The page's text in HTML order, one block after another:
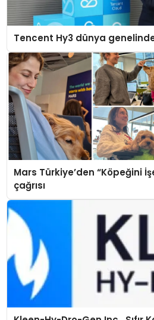
Tencent Hy3 dünya
Mars Türkiye’den “Köpeğini
çağrısı